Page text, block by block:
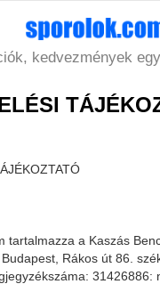
kedvezmények
tartalmazza a Kaszás
Rákos út 86.
31426886: